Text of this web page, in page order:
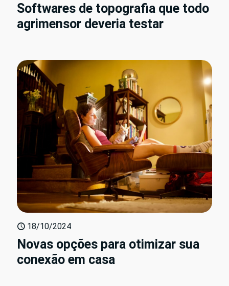
Softwares de topografia que todo
agrimensor deveria testar
18/10/2024
Novas opções para otimizar sua
conexão em casa